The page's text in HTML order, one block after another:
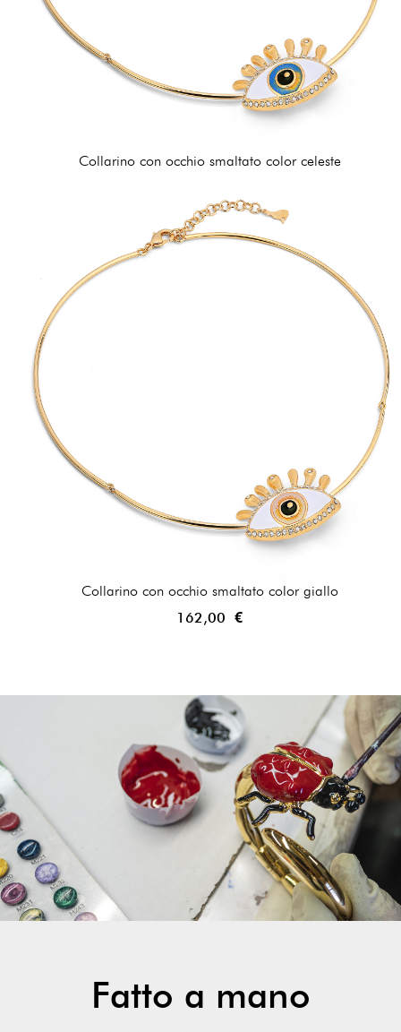
Collarino con occhio smaltato color celeste
Collarino con occhio smaltato color giallo
162,00 €
Fatto a mano